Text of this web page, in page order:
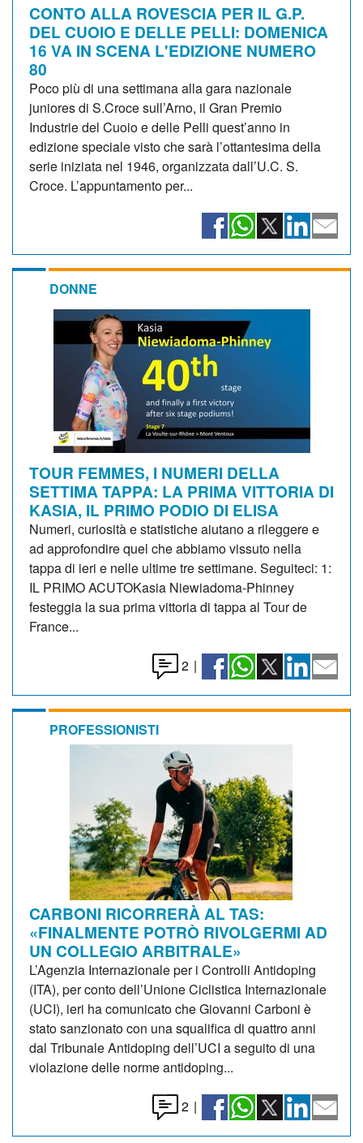
CONTO ALLA ROVESCIA PER IL G.P.
DEL CUOIO E DELLE PELLI: DOMENICA
16 VA IN SCENA L'EDIZIONE NUMERO
80
Poco più di una settimana alla gara nazionale
juniores di S.Croce sull’Arno, il Gran Premio
Industrie del Cuoio e delle Pelli quest’anno in
edizione speciale visto che sarà l’ottantesima della
serie iniziata nel 1946, organizzata dall’U.C. S.
Croce. L’appuntamento per...
DONNE
TOUR FEMMES, I NUMERI DELLA
SETTIMA TAPPA: LA PRIMA VITTORIA DI
KASIA, IL PRIMO PODIO DI ELISA
Numeri, curiosità e statistiche aiutano a rileggere e
ad approfondire quel che abbiamo vissuto nella
tappa di ieri e nelle ultime tre settimane. Seguiteci: 1:
IL PRIMO ACUTOKasia Niewiadoma-Phinney
festeggia la sua prima vittoria di tappa al Tour de
France...
2 |
PROFESSIONISTI
CARBONI RICORRERÀ AL TAS:
«FINALMENTE POTRÒ RIVOLGERMI AD
UN COLLEGIO ARBITRALE»
L’Agenzia Internazionale per i Controlli Antidoping
(ITA), per conto dell’Unione Ciclistica Internazionale
(UCI), ieri ha comunicato che Giovanni Carboni è
stato sanzionato con una squalifica di quattro anni
dal Tribunale Antidoping dell’UCI a seguito di una
violazione delle norme antidoping...
2 |